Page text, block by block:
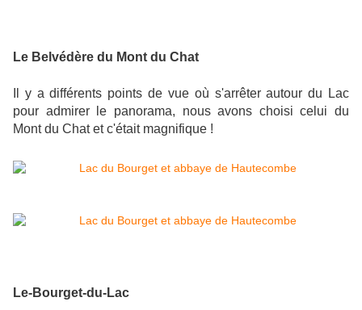
Le Belvédère du Mont du Chat
Il y a différents points de vue où s'arrêter autour du Lac
pour admirer le panorama, nous avons choisi celui du
Mont du Chat et c'était magnifique !
Le-Bourget-du-Lac